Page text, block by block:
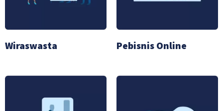
Wiraswasta Pebisnis Online